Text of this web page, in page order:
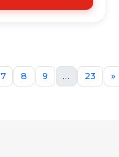
7 8 9 … 23 »